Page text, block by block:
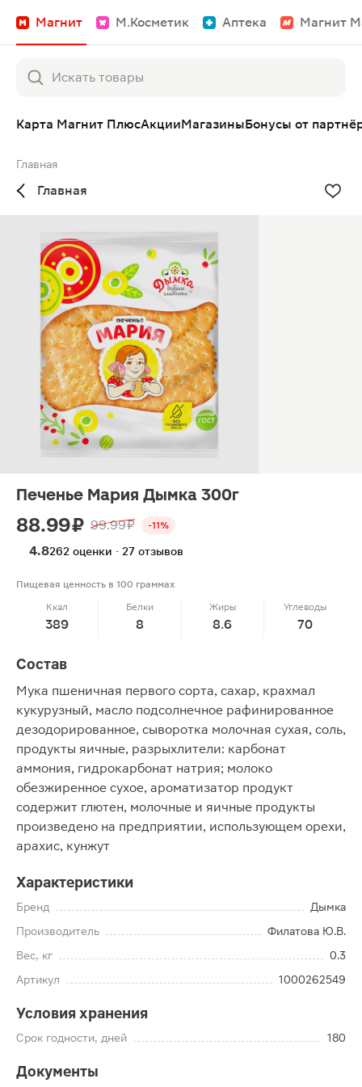
Магнит М.Косметик Аптека Магнит
Карта Магнит ПлюсАкцииМагазиныБонусы от
Главная
Главная
Печенье Мария Дымка 300г
88.99 ₽ 99.99 ₽ -11%
4.8262 оценки · 27 отзывов
Пищевая ценность в 100 граммах
Ккал
389
Белки
8
Жиры
8.6
Углеводы
70
Состав
Мука пшеничная первого сорта, сахар, крахмал
кукурузный, масло подсолнечное рафинированное
дезодорированное, сыворотка молочная сухая, соль,
продукты яичные, разрыхлители: карбонат
аммония, гидрокарбонат натрия; молоко
обезжиренное сухое, ароматизатор продукт
содержит глютен, молочные и яичные продукты
произведено на предприятии, использующем орехи,
арахис, кунжут
Характеристики
Бренд
Дымка
Производитель
Филатова Ю.В.
Вес, кг
0.3
Артикул
1000262549
Условия хранения
Срок годности, дней 180
Документы